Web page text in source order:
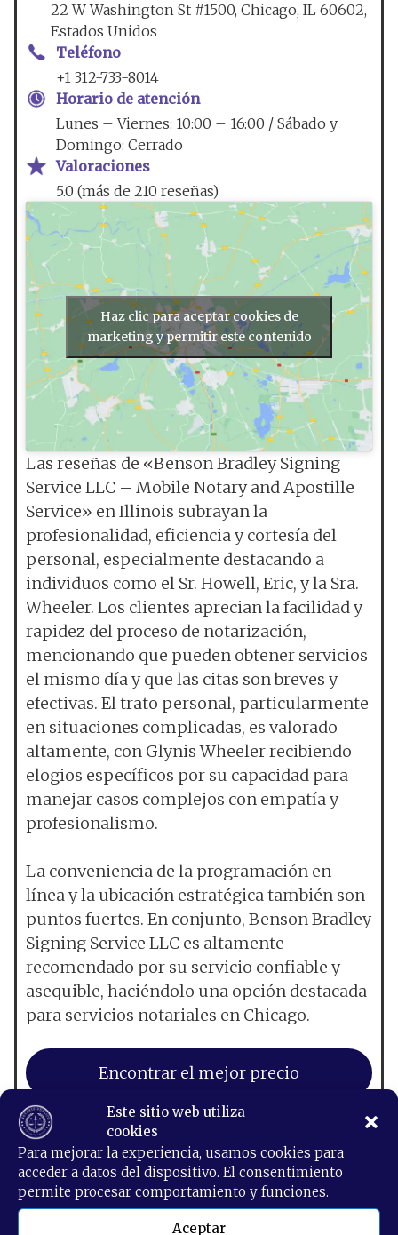
Este sitio web utiliza
cookies
Para mejorar la experiencia, usamos cookies para
acceder a datos del dispositivo. El consentimiento
permite procesar comportamiento y funciones.
Aceptar
22 W Washington St #1500, Chicago, IL 60602,
Estados Unidos
Teléfono
+1 312-733-8014
Horario de atención
Lunes – Viernes: 10:00 – 16:00 / Sábado y
Domingo: Cerrado
Valoraciones
5.0 (más de 210 reseñas)
Haz clic para aceptar cookies de
marketing y permitir este contenido
Las reseñas de «Benson Bradley Signing
Service LLC – Mobile Notary and Apostille
Service» en Illinois subrayan la
profesionalidad, eficiencia y cortesía del
personal, especialmente destacando a
individuos como el Sr. Howell, Eric, y la Sra.
Wheeler. Los clientes aprecian la facilidad y
rapidez del proceso de notarización,
mencionando que pueden obtener servicios
el mismo día y que las citas son breves y
efectivas. El trato personal, particularmente
en situaciones complicadas, es valorado
altamente, con Glynis Wheeler recibiendo
elogios específicos por su capacidad para
manejar casos complejos con empatía y
profesionalismo.
La conveniencia de la programación en
línea y la ubicación estratégica también son
puntos fuertes. En conjunto, Benson Bradley
Signing Service LLC es altamente
recomendado por su servicio confiable y
asequible, haciéndolo una opción destacada
para servicios notariales en Chicago.
Encontrar el mejor precio
Ver servicios